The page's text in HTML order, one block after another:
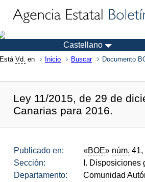
Castellano
Está Vd. en Inicio Buscar Documento
Ley 11/2015, de 29 de
Canarias para 2016.
Publicado en: «BOE» núm. 41,
Sección:
I. Disposiciones
Departamento:
Comunidad